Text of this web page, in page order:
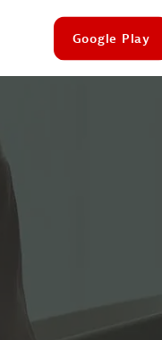
Google Play